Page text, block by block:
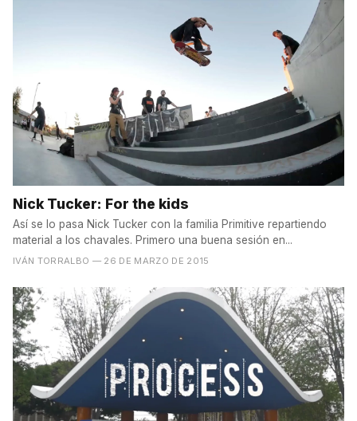
Nick Tucker: For the kids
Así se lo pasa Nick Tucker con la familia Primitive repartiendo
material a los chavales. Primero una buena sesión en...
IVÁN TORRALBO — 26 DE MARZO DE 2015